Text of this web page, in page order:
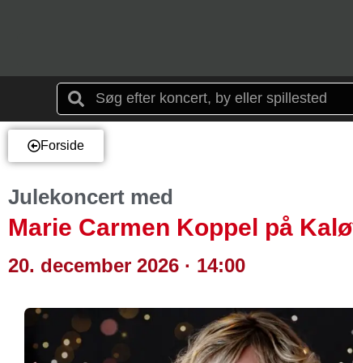
Forside
Julekoncert med
Marie Carmen Koppel på
20. december 2026 · 14:00